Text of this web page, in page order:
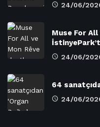
24/06/
Muse For All
24/06/
64
24/06/